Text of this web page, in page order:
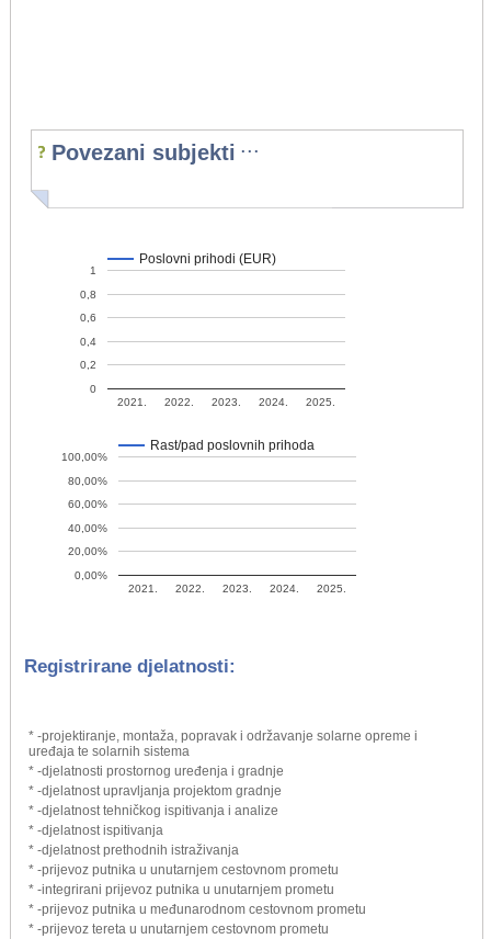
Povezani subjekti ...
Poslovni prihodi (EUR)
2021. 2022. 2023. 2024. 2025.
0
0,2
0,4
0,6
0,8
1
Rast/pad poslovnih prihoda
2021. 2022. 2023. 2024. 2025.
0,00%
20,00%
40,00%
60,00%
80,00%
100,00%
Registrirane djelatnosti:
* -projektiranje, montaža, popravak i održavanje solarne opreme i
uređaja te solarnih sistema
* -djelatnosti prostornog uređenja i gradnje
* -djelatnost upravljanja projektom gradnje
* -djelatnost tehničkog ispitivanja i analize
* -djelatnost ispitivanja
* -djelatnost prethodnih istraživanja
* -prijevoz putnika u unutarnjem cestovnom prometu
* -integrirani prijevoz putnika u unutarnjem prometu
* -prijevoz putnika u međunarodnom cestovnom prometu
* -prijevoz tereta u unutarnjem cestovnom prometu